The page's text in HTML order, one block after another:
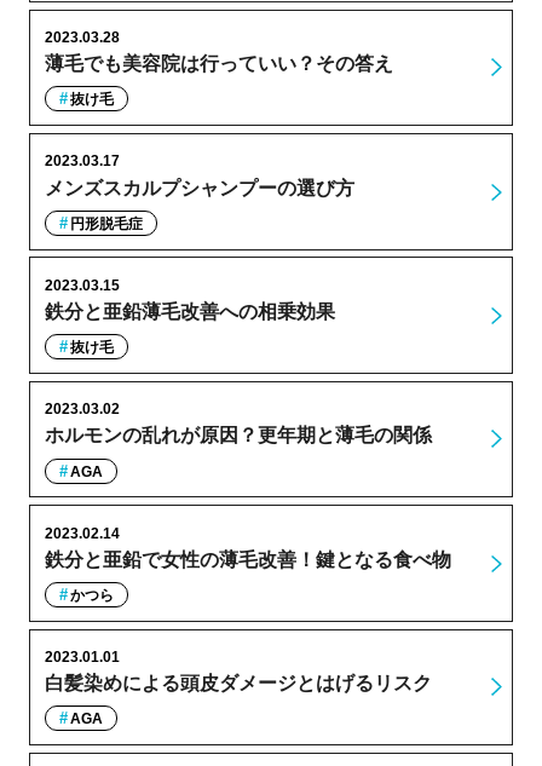
薄毛でも美容院は行っていい？その答え
2023.03.28
抜け毛
メンズスカルプシャンプーの選び方
2023.03.17
円形脱毛症
鉄分と亜鉛薄毛改善への相乗効果
2023.03.15
抜け毛
ホルモンの乱れが原因？更年期と薄毛の関係
2023.03.02
AGA
鉄分と亜鉛で女性の薄毛改善！鍵となる食べ物
2023.02.14
かつら
白髪染めによる頭皮ダメージとはげるリスク
2023.01.01
AGA